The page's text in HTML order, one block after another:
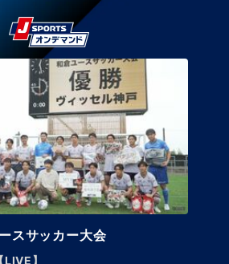
スサッカー大会
】